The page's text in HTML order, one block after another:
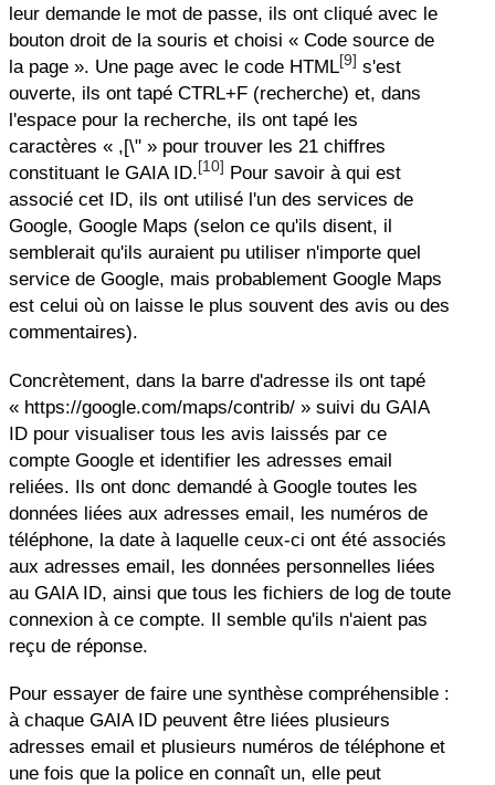
leur demande le mot de passe, ils ont cliqué avec le
bouton droit de la souris et choisi « Code source de
la page ». Une page avec le code HTML[9] s'est
ouverte, ils ont tapé CTRL+F (recherche) et, dans
l'espace pour la recherche, ils ont tapé les
caractères « ,[\" » pour trouver les 21 chiffres
constituant le GAIA ID.[10] Pour savoir à qui est
associé cet ID, ils ont utilisé l'un des services de
Google, Google Maps (selon ce qu'ils disent, il
semblerait qu'ils auraient pu utiliser n'importe quel
service de Google, mais probablement Google Maps
est celui où on laisse le plus souvent des avis ou des
commentaires).
Concrètement, dans la barre d'adresse ils ont tapé
« https://google.com/maps/contrib/ » suivi du GAIA
ID pour visualiser tous les avis laissés par ce
compte Google et identifier les adresses email
reliées. Ils ont donc demandé à Google toutes les
données liées aux adresses email, les numéros de
téléphone, la date à laquelle ceux-ci ont été associés
aux adresses email, les données personnelles liées
au GAIA ID, ainsi que tous les fichiers de log de toute
connexion à ce compte. Il semble qu'ils n'aient pas
reçu de réponse.
Pour essayer de faire une synthèse compréhensible :
à chaque GAIA ID peuvent être liées plusieurs
adresses email et plusieurs numéros de téléphone et
une fois que la police en connaît un, elle peut